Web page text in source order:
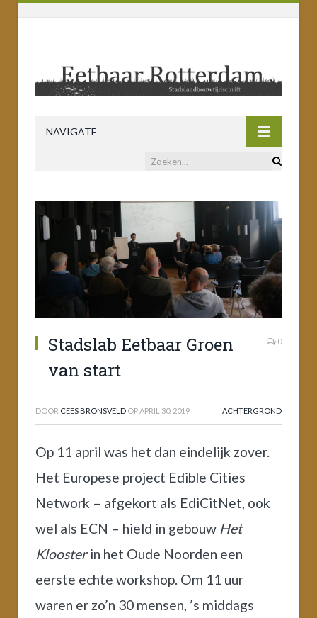
NAVIGATE
Stadslab Eetbaar Groen
van start
0
DOOR CEES BRONSVELD OPAPRIL 30, 2019 ACHTERGROND
Op 11 april was het dan eindelijk zover.
Het Europese project Edible Cities
Network – afgekort als EdiCitNet, ook
wel als ECN – hield in gebouw Het
Kloosterin het Oude Noorden een
eerste echte workshop. Om 11 uur
waren er zo’n 30 mensen, ’s middags